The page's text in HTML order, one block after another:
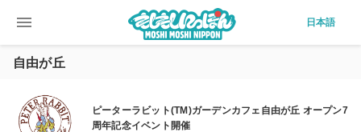
menu 日本語
自由が丘
ピーターラビット(TM)ガーデンカフェ自由が丘 オープン7
周年記念イベント開催